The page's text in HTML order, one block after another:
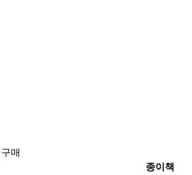
매
종이책